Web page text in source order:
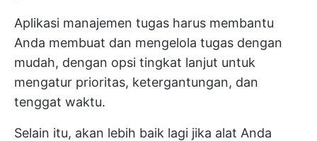
Aplikasi manajemen tugas harus membantu
Anda membuat dan mengelola tugas dengan
mudah, dengan opsi tingkat lanjut untuk
mengatur prioritas, ketergantungan, dan
tenggat waktu.
Selain itu, akan lebih baik lagi jika alat Anda